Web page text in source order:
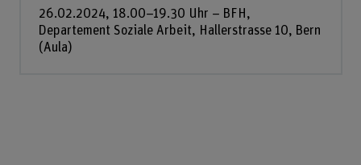
26.02.2024, 18.00–19.30 Uhr – BFH,
Departement Soziale Arbeit, Hallerstrasse 10, Bern
(Aula)